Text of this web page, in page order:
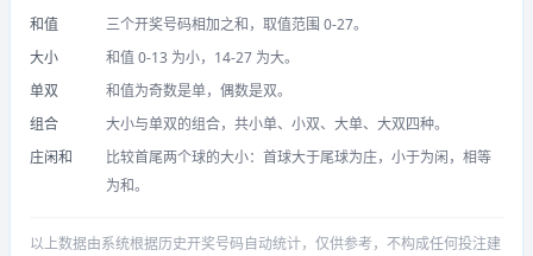
和值
三个开奖号码相加之和，取值范围 0-27。
大小
和值 0-13 为小，14-27 为大。
单双
和值为奇数是单，偶数是双。
组合
大小与单双的组合，共小单、小双、大单、大双四种。
庄闲和
比较首尾两个球的大小：首球大于尾球为庄，小于为闲，相等
为和。
以上数据由系统根据历史开奖号码自动统计，仅供参考，不构成任何投注建